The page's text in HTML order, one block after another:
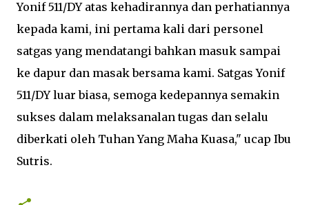
Yonif 511/DY atas kehadirannya dan perhatiannya
kepada kami, ini pertama kali dari personel
satgas yang mendatangi bahkan masuk sampai
ke dapur dan masak bersama kami. Satgas Yonif
511/DY luar biasa, semoga kedepannya semakin
sukses dalam melaksanalan tugas dan selalu
diberkati oleh Tuhan Yang Maha Kuasa," ucap Ibu
Sutris.